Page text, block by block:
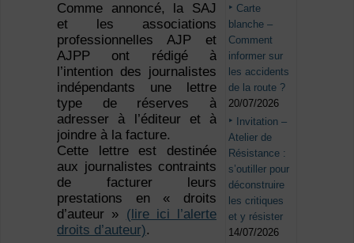
Comme annoncé, la SAJ
et les associations
professionnelles AJP et
AJPP ont rédigé à
l’intention des journalistes
indépendants une lettre
type de réserves à
adresser à l’éditeur et à
joindre à la facture.
Cette lettre est destinée
aux journalistes contraints
de facturer leurs
prestations en « droits
d’auteur » (lire ici l’alerte
droits d’auteur).
Carte
blanche –
Comment
informer sur
les accidents
de la route ?
20/07/2026
Invitation –
Atelier de
Résistance :
s’outiller pour
déconstruire
les critiques
et y résister
14/07/2026